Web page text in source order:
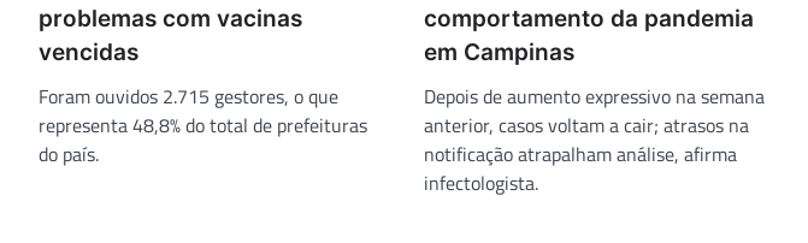
problemas com vacinas
vencidas
Foram ouvidos 2.715 gestores, o que
representa 48,8% do total de prefeituras
do país.
comportamento da pandemia
em Campinas
Depois de aumento expressivo na semana
anterior, casos voltam a cair; atrasos na
notificação atrapalham análise, afirma
infectologista.